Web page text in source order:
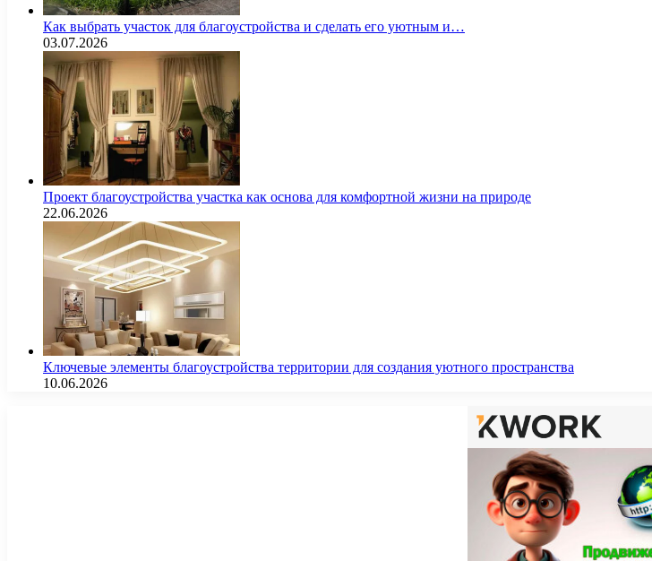
Как выбрать участок для благоустройства и сделать его уютным и…
03.07.2026
Проект благоустройства участка как основа для комфортной жизни на природе
22.06.2026
Ключевые элементы благоустройства территории для создания уютного пространства
10.06.2026